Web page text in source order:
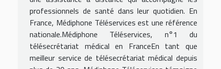
professionnels de santé dans leur quotidien. En
France, Médiphone Téléservices est une référence
nationale.Médiphone Téléservices, n°1 du
télésecrétariat médical en FranceEn tant que
meilleur service de télésecrétariat médical depuis